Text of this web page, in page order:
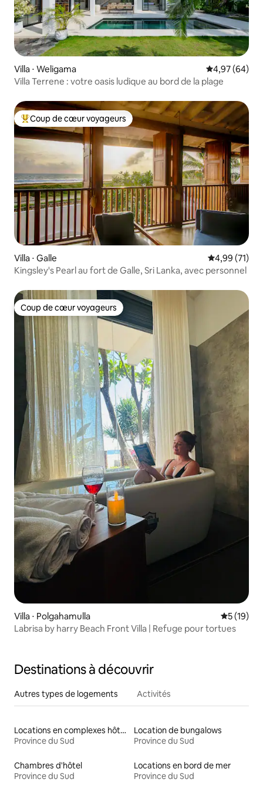
Villa ⋅ Weligama Évaluation
4,97 (64)
Villa Terrene : votre oasis ludique au bord de la plage
Coups de cœur voyageurs les plus appréciés
Coup de cœur voyageurs
Villa ⋅ Galle Évaluation
4,99 (71)
Kingsley's Pearl au fort de Galle, Sri Lanka, avec personnel
Coup de cœur voyageurs
Coup de cœur voyageurs
Villa ⋅ Polgahamulla
5 (19)
Labrisa by harry Beach Front Villa | Refuge pour tortues
Destinations à découvrir
Autres types de logements Activités
Locations en complexes hôteliers
Province du Sud
Location de bungalows
Province du Sud
Chambres d'hôtel
Province du Sud
Locations en bord de mer
Province du Sud